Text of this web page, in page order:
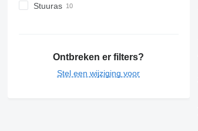
Stuuras
Ontbreken er filters?
Stel een wijziging voor